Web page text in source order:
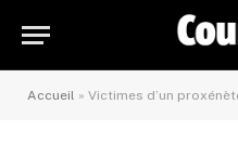
Accueil » Victimes d’un